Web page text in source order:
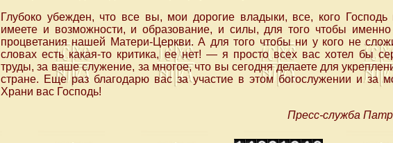
Глубоко убежден, что все вы, мои дорогие владыки, все, кого
имеете и возможности, и образование, и силы, для того чтобы
процветания нашей Матери-Церкви. А для того чтобы ни у кого не
словах есть какая-то критика, ее нет! — я просто всех вас хотел бы
труды, за ваше служение, за многое, что вы сегодня делаете для
стране. Еще раз благодарю вас за участие в этом богослужении и за
Храни вас Господь!
Пресс-служба